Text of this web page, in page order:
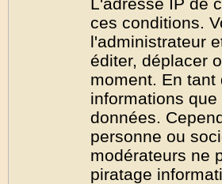
ces conditions.
l'administrateur
éditer, déplacer
moment. En
informations
données.
personne ou
modérateurs ne
piratage